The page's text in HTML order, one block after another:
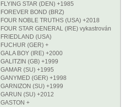
FLYING STAR (DEN) +1985
FOREVER BOND (BRZ)
FOUR NOBLE TRUTHS (USA) +2018
FOUR STAR GENERAL (IRE) vykastrován
FRIEDLAND (USA)
FUCHUR (GER) +
GALA BOY (IRE) +2000
GALITZIN (GB) +1999
GAMAR (SU) +1995
GANYMED (GER) +1998
GARNIZON (SU) +1999
GARUN (SU) +2012
GASTON +